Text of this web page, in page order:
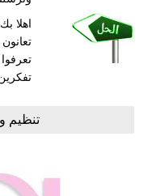
اهلا
تنظيم